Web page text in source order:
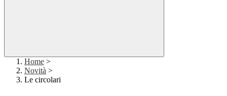
Home >
Novità >
Le circolari